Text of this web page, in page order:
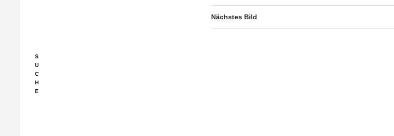
Nächstes Bild
S
U
C
H
E